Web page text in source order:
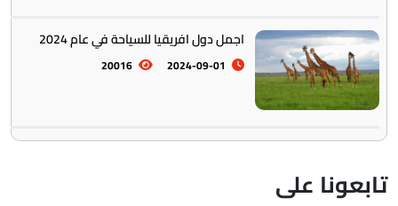
اجمل دول افريقيا للسياحة في عام 2024
2024-09-01
20016
على